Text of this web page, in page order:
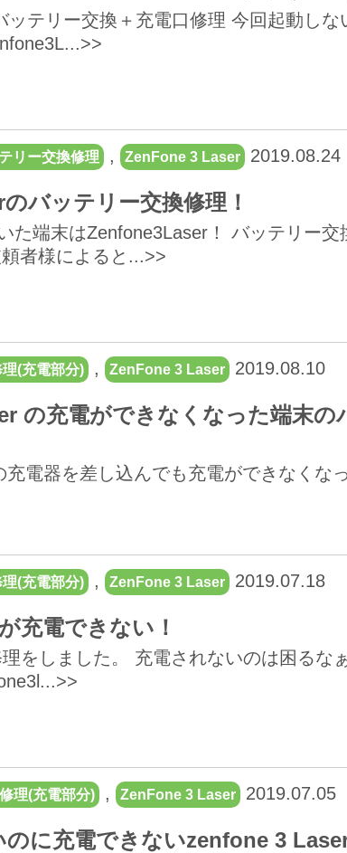
テリー交換＋充電口修理 今回起動しな
リー交換修理 , ZenFone 3 Laser 2019.08.24
バッテリー交換修理！
た端末はZenfone3Laser！ バッテリー交
者様によると...>>
理(充電部分) , ZenFone 3 Laser 2019.08.10
の充電ができなくなった端末の
充電器を差し込んでも充電ができなく
理(充電部分) , ZenFone 3 Laser 2019.07.18
充電できない！
をしました。 充電されないのは困るな
理(充電部分) , ZenFone 3 Laser 2019.07.05
のに充電できないzenfone 3